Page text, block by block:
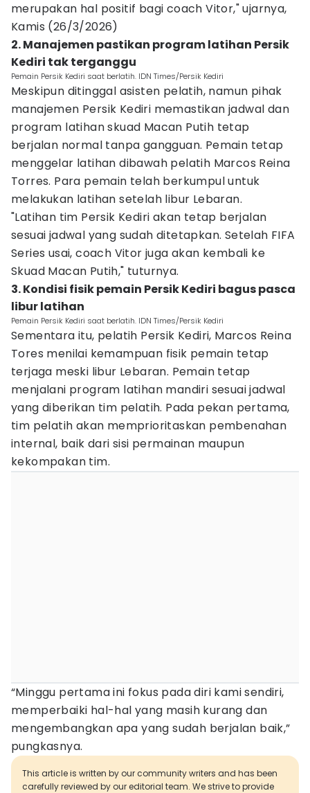
merupakan hal positif bagi coach Vitor," ujarnya,
Kamis (26/3/2026)
2. Manajemen pastikan program latihan Persik
Kediri tak terganggu
Pemain Persik Kediri saat berlatih. IDN Times/Persik Kediri
Meskipun ditinggal asisten pelatih, namun pihak
manajemen Persik Kediri memastikan jadwal dan
program latihan skuad Macan Putih tetap
berjalan normal tanpa gangguan. Pemain tetap
menggelar latihan dibawah pelatih Marcos Reina
Torres. Para pemain telah berkumpul untuk
melakukan latihan setelah libur Lebaran.
"Latihan tim Persik Kediri akan tetap berjalan
sesuai jadwal yang sudah ditetapkan. Setelah FIFA
Series usai, coach Vitor juga akan kembali ke
Skuad Macan Putih," tuturnya.
3. Kondisi fisik pemain Persik Kediri bagus pasca
libur latihan
Pemain Persik Kediri saat berlatih. IDN Times/Persik Kediri
Sementara itu, pelatih Persik Kediri, Marcos Reina
Tores menilai kemampuan fisik pemain tetap
terjaga meski libur Lebaran. Pemain tetap
menjalani program latihan mandiri sesuai jadwal
yang diberikan tim pelatih. Pada pekan pertama,
tim pelatih akan memprioritaskan pembenahan
internal, baik dari sisi permainan maupun
kekompakan tim.
“Minggu pertama ini fokus pada diri kami sendiri,
memperbaiki hal-hal yang masih kurang dan
mengembangkan apa yang sudah berjalan baik,”
pungkasnya.
This article is written by our community writers and has been
carefully reviewed by our editorial team. We strive to provide